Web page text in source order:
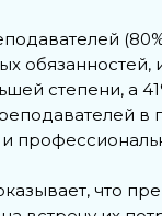
обязанностей,
степени, а
в
что